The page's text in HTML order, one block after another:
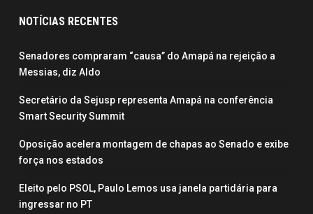
NOTÍCIAS RECENTES
Senadores compraram “causa” do Amapá na rejeição a
Messias, diz Aldo
Secretário da Sejusp representa Amapá na conferência
Smart Security Summit
Oposição acelera montagem de chapas ao Senado e exibe
força nos estados
Eleito pelo PSOL, Paulo Lemos usa janela partidária para
ingressar no PT